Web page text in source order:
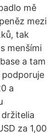
mě
mezi
tak
menšími
a tam
a
za 1,00